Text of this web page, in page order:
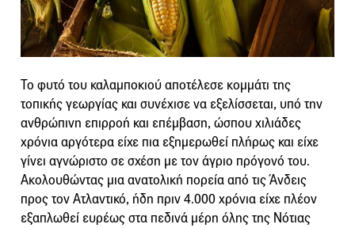
Το φυτό του καλαμποκιού αποτέλεσε κομμάτι της
τοπικής γεωργίας και συνέχισε να εξελίσσεται, υπό την
ανθρώπινη επιρροή και επέμβαση, ώσπου χιλιάδες
χρόνια αργότερα είχε πια εξημερωθεί πλήρως και είχε
γίνει αγνώριστο σε σχέση με τον άγριο πρόγονό του.
Ακολουθώντας μια ανατολική πορεία από τις Άνδεις
προς τον Ατλαντικό, ήδη πριν 4.000 χρόνια είχε πλέον
εξαπλωθεί ευρέως στα πεδινά μέρη όλης της Νότιας